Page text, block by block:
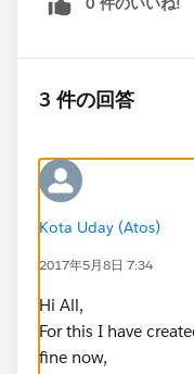
3 件の回答
Kota Uday (Atos)
2017年5月8日 7:34
Hi All,
For this I have
fine now,